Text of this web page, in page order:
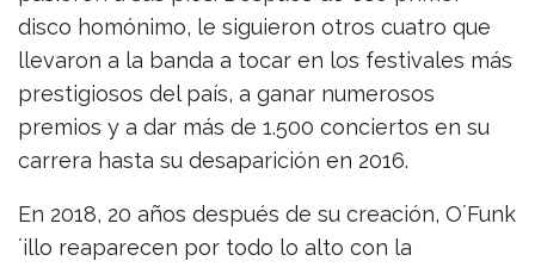
disco homónimo, le siguieron otros cuatro que
llevaron a la banda a tocar en los festivales más
prestigiosos del país, a ganar numerosos
premios y a dar más de 1.500 conciertos en su
carrera hasta su desaparición en 2016.
En 2018, 20 años después de su creación, O´Funk
´illo reaparecen por todo lo alto con la